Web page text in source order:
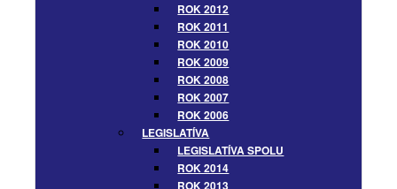
ROK 2012
ROK 2011
ROK 2010
ROK 2009
ROK 2008
ROK 2007
ROK 2006
LEGISLATÍVA
LEGISLATÍVA SPOLU
ROK 2014
ROK 2013